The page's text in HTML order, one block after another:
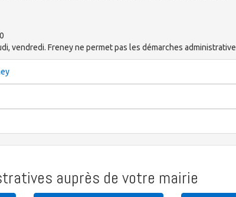
vendredi. Freney ne permet pas les démarches
auprès de votre mairie